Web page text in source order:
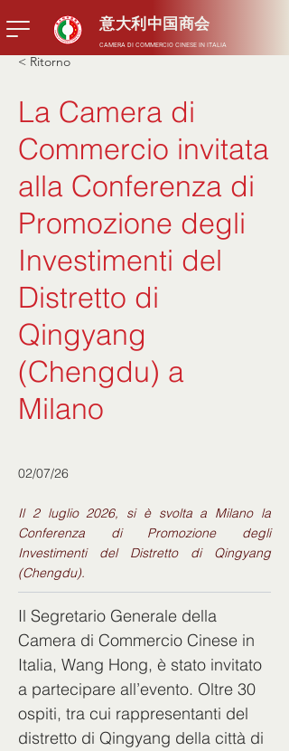
意大利中国商会
CAMERA DI COMMERCIO CINESE IN ITALIA
< Ritorno
La Camera di
Commercio invitata
alla Conferenza di
Promozione degli
Investimenti del
Distretto di
Qingyang
(Chengdu) a
Milano
02/07/26
Il 2 luglio 2026, si è svolta a Milano la
Conferenza di Promozione degli
Investimenti del Distretto di Qingyang
(Chengdu).
Il Segretario Generale della
Camera di Commercio Cinese in
Italia, Wang Hong, è stato invitato
a partecipare all’evento. Oltre 30
ospiti, tra cui rappresentanti del
distretto di Qingyang della città di